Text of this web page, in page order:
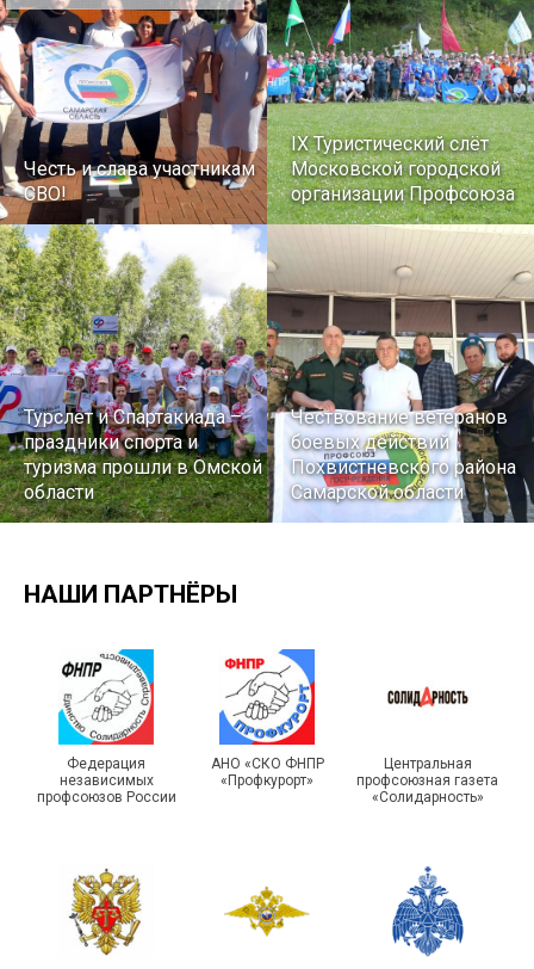
Честь и слава участникам
СВО!
IX Туристический слёт
Московской городской
организации Профсоюза
Турслет и Спартакиада –
праздники спорта и
туризма прошли в Омской
области
Чествование ветеранов
боевых действий
Похвистневского района
Самарской области
Подписано соглашение с
ГУ ФССП по Самарской
области
Единство традиций и сила
духа
НАШИ ПАРТНЁРЫ
Федерация
независимых
профсоюзов России
АНО «СКО ФНПР
«Профкурорт»
Центральная
профсоюзная газета
«Солидарность»